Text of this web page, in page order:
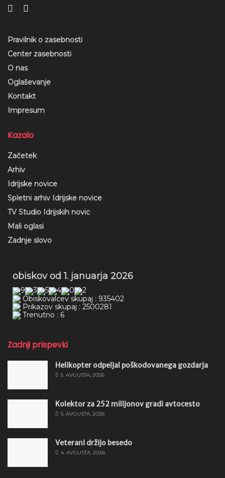
Pravilnik o zasebnosti
Center zasebnosti
O nas
Oglaševanje
Kontakt
Impresum
Kazalo
Začetek
Arhiv
Idrijske novice
Spletni arhiv Idrijske novice
TV Studio Idrijskih novic
Mali oglasi
Zadnje slovo
obiskov od 1. januarja 2026
Obiskovalcev skupaj : 935402
Prikazov skupaj : 2500281
Trenutno : 6
Zadnji prispevki
Helikopter odpeljal poškodovanega gozdarja
5. AVGUSTA, 2026
Kolektor za 252 milijonov gradi avtocesto
5. AVGUSTA, 2026
Veterani držijo besedo
4. AVGUSTA, 2026